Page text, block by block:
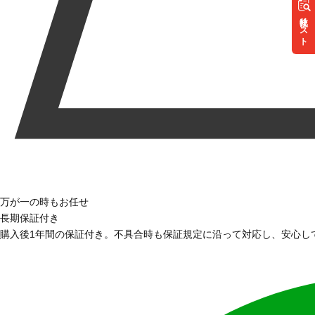
リスト
万が一の時もお任せ
長期保証付き
購入後1年間の保証付き。不具合時も保証規定に沿って対応し、安心